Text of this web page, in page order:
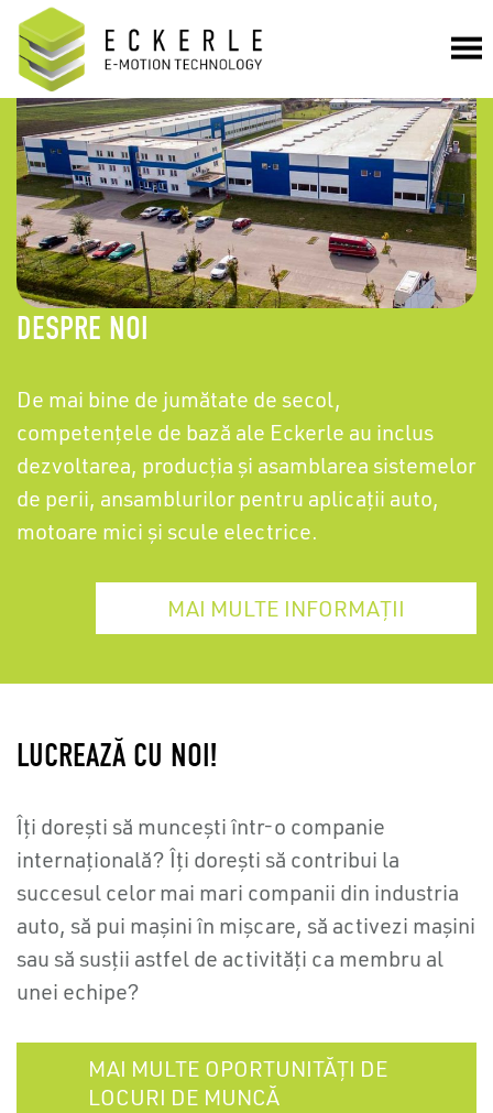
DESPRE NOI
De mai bine de jumătate de secol,
competențele de bază ale Eckerle au inclus
dezvoltarea, producția și asamblarea sistemelor
de perii, ansamblurilor pentru aplicații auto,
motoare mici și scule electrice.
MAI MULTE INFORMAȚII
LUCREAZĂ CU NOI!
Îți dorești să muncești într-o companie
internațională? Îți dorești să contribui la
succesul celor mai mari companii din industria
auto, să pui mașini în mișcare, să activezi mașini
sau să susții astfel de activități ca membru al
unei echipe?
MAI MULTE OPORTUNITĂȚI DE
LOCURI DE MUNCĂ